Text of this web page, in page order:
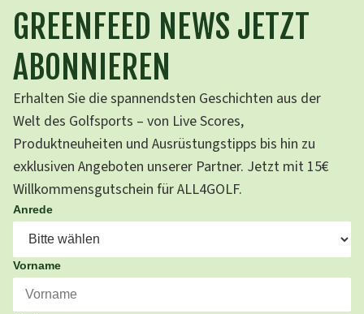
GREENFEED NEWS JETZT
ABONNIEREN
Erhalten Sie die spannendsten Geschichten aus der
Welt des Golfsports – von Live Scores,
Produktneuheiten und Ausrüstungstipps bis hin zu
exklusiven Angeboten unserer Partner. Jetzt mit 15€
Willkommensgutschein für ALL4GOLF.
Anrede
Vorname